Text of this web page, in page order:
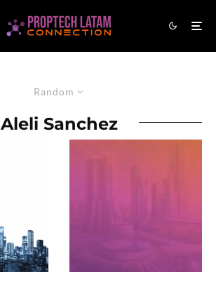
Random
Aleli Sanchez